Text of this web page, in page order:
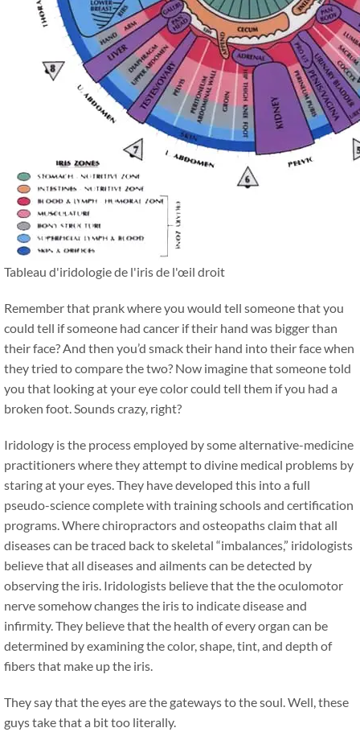
Tableau d'iridologie de l'iris de l'œil droit
Remember that prank where you would tell someone that you
could tell if someone had cancer if their hand was bigger than
their face? And then you’d smack their hand into their face when
they tried to compare the two? Now imagine that someone told
you that looking at your eye color could tell them if you had a
broken foot. Sounds crazy, right?
Iridology is the process employed by some alternative-medicine
practitioners where they attempt to divine medical problems by
staring at your eyes. They have developed this into a full
pseudo-science complete with training schools and certification
programs. Where chiropractors and osteopaths claim that all
diseases can be traced back to skeletal “imbalances,” iridologists
believe that all diseases and ailments can be detected by
observing the iris. Iridologists believe that the the oculomotor
nerve somehow changes the iris to indicate disease and
infirmity. They believe that the health of every organ can be
determined by examining the color, shape, tint, and depth of
fibers that make up the iris.
They say that the eyes are the gateways to the soul. Well, these
guys take that a bit too literally.